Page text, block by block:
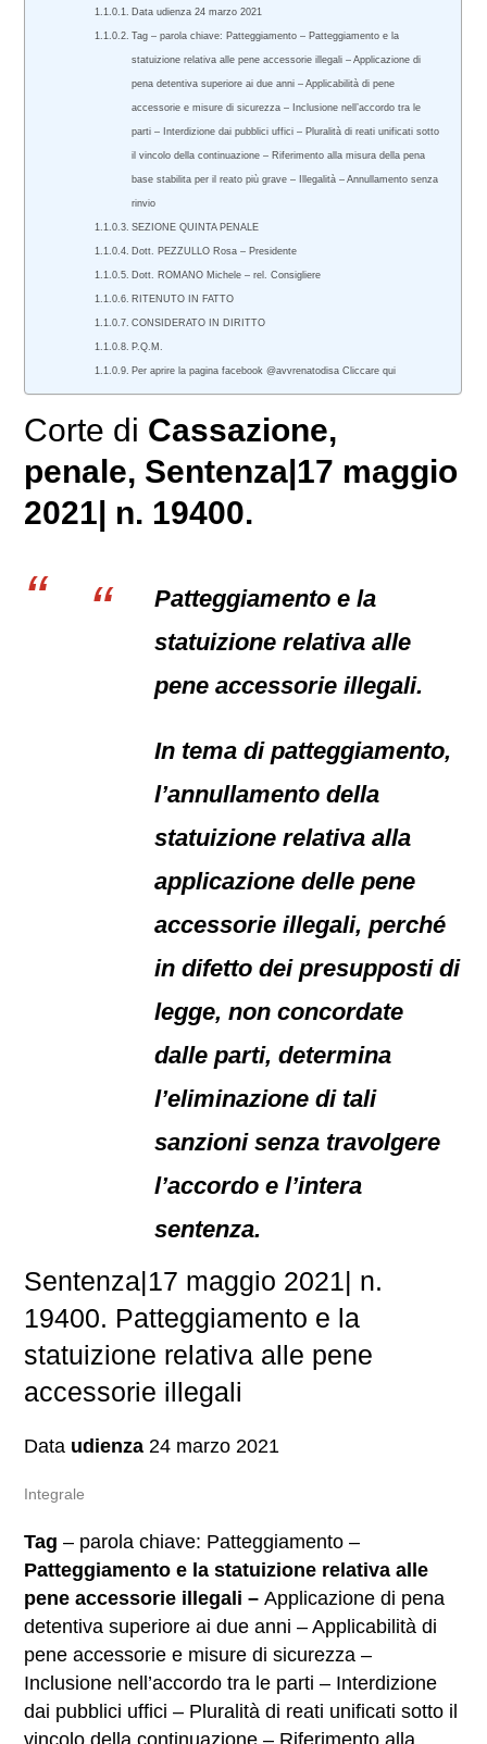
Data udienza 24 marzo 2021
Tag – parola chiave: Patteggiamento – Patteggiamento e la
statuizione relativa alle pene accessorie illegali – Applicazione di
pena detentiva superiore ai due anni – Applicabilità di pene
accessorie e misure di sicurezza – Inclusione nell’accordo tra le
parti – Interdizione dai pubblici uffici – Pluralità di reati unificati sotto
il vincolo della continuazione – Riferimento alla misura della pena
base stabilita per il reato più grave – Illegalità – Annullamento senza
rinvio
SEZIONE QUINTA PENALE
Dott. PEZZULLO Rosa – Presidente
Dott. ROMANO Michele – rel. Consigliere
RITENUTO IN FATTO
CONSIDERATO IN DIRITTO
P.Q.M.
Per aprire la pagina facebook @avvrenatodisa Cliccare qui
Corte di Cassazione,
penale, Sentenza|17 maggio
2021| n. 19400.
Patteggiamento e la
statuizione relativa alle
pene accessorie illegali.
In tema di patteggiamento,
l’annullamento della
statuizione relativa alla
applicazione delle pene
accessorie illegali, perché
in difetto dei presupposti di
legge, non concordate
dalle parti, determina
l’eliminazione di tali
sanzioni senza travolgere
l’accordo e l’intera
sentenza.
Sentenza|17 maggio 2021| n.
19400. Patteggiamento e la
statuizione relativa alle pene
accessorie illegali
Data udienza 24 marzo 2021
Integrale
Tag – parola chiave: Patteggiamento –
Patteggiamento e la statuizione relativa alle
pene accessorie illegali –Applicazione di pena
detentiva superiore ai due anni – Applicabilità di
pene accessorie e misure di sicurezza –
Inclusione nell’accordo tra le parti – Interdizione
dai pubblici uffici – Pluralità di reati unificati sotto il
vincolo della continuazione – Riferimento alla